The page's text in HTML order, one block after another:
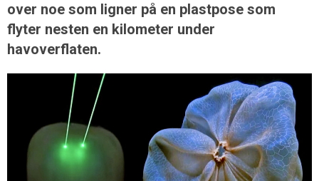
over noe som ligner på en plastpose som
flyter nesten en kilometer under
havoverflaten.